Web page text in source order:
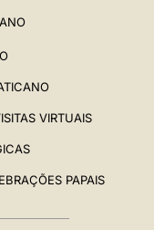
VIRTUAIS
PAPAIS